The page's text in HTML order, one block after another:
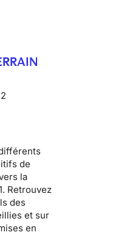
de
la
Retrouvez
des
et sur
en